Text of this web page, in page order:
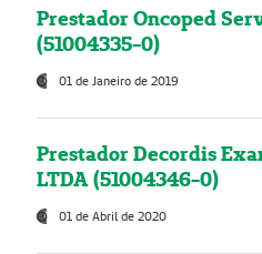
Prestador Oncoped
(51004335-0)
01 de Janeiro de 2019
Prestador Decordis
LTDA (51004346-0)
01 de Abril de 2020